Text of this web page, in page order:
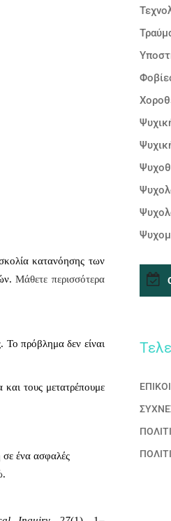
κατανόησης των
Μάθετε περισσότερα
Το πρόβλημα δεν είναι
και τους μετατρέπουμε
σε ένα ασφαλές
.